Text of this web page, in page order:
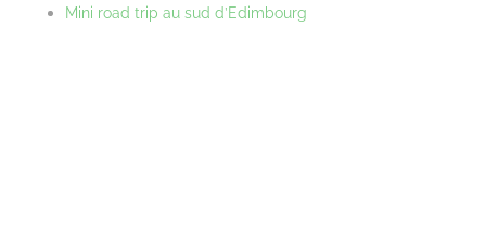
Mini road trip au sud d’Edimbourg